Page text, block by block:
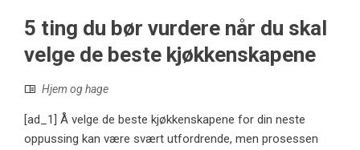
5 ting du bør vurdere når du skal
velge de beste kjøkkenskapene
Hjem og hage
[ad_1] Å velge de beste kjøkkenskapene for din neste
oppussing kan være svært utfordrende, men prosessen